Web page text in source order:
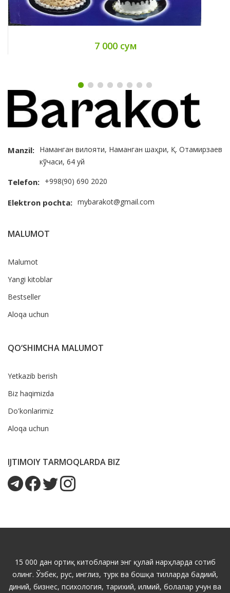
7 000 сум
Manzil: Наманган вилояти, Наманган шаҳри, Қ. Отамирзаев
кўчаси, 64 уй
Telefon: +998(90) 690 2020
Elektron pochta: mybarakot@gmail.com
MALUMOT
Malumot
Yangi kitoblar
Bestseller
Aloqa uchun
QO‘SHIMCHA MALUMOT
Yetkazib berish
Biz haqimizda
Do'konlarimiz
Aloqa uchun
IJTIMOIY TARMOQLARDA BIZ
15 000 дан ортиқ китобларни энг қулай нарҳларда сотиб
олинг. Ўзбек, рус, инглиз, турк ва бошқа тилларда бадиий,
диний, бизнес, психология, тарихий, илмий, болалар учун ва